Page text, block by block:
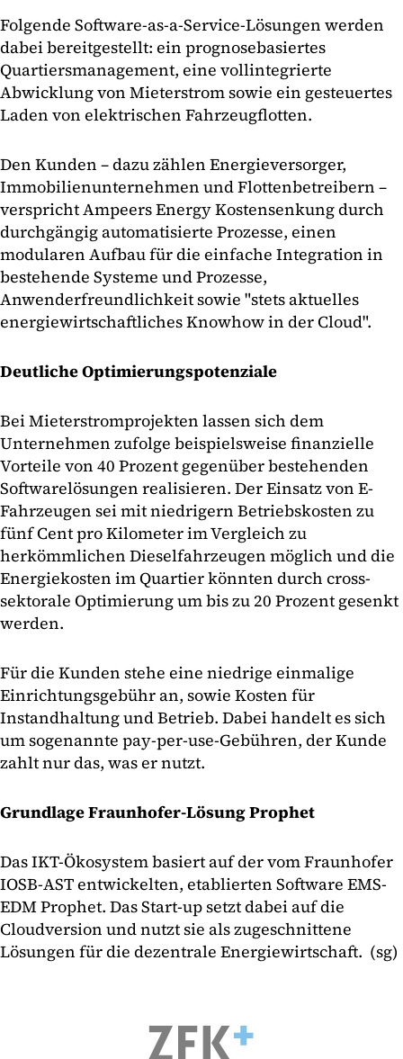
Folgende Software-as-a-Service-Lösungen werden
dabei bereitgestellt: ein prognosebasiertes
Quartiersmanagement, eine vollintegrierte
Abwicklung von Mieterstrom sowie ein gesteuertes
Laden von elektrischen Fahrzeugflotten.
Den Kunden – dazu zählen Energieversorger,
Immobilienunternehmen und Flottenbetreibern –
verspricht Ampeers Energy Kostensenkung durch
durchgängig automatisierte Prozesse, einen
modularen Aufbau für die einfache Integration in
bestehende Systeme und Prozesse,
Anwenderfreundlichkeit sowie "stets aktuelles
energiewirtschaftliches Knowhow in der Cloud".
Deutliche Optimierungspotenziale
Bei Mieterstromprojekten lassen sich dem
Unternehmen zufolge beispielsweise finanzielle
Vorteile von 40 Prozent gegenüber bestehenden
Softwarelösungen realisieren. Der Einsatz von E-
Fahrzeugen sei mit niedrigern Betriebskosten zu
fünf Cent pro Kilometer im Vergleich zu
herkömmlichen Dieselfahrzeugen möglich und die
Energiekosten im Quartier könnten durch cross-
sektorale Optimierung um bis zu 20 Prozent gesenkt
werden.
Für die Kunden stehe eine niedrige einmalige
Einrichtungsgebühr an, sowie Kosten für
Instandhaltung und Betrieb. Dabei handelt es sich
um sogenannte pay-per-use-Gebühren, der Kunde
zahlt nur das, was er nutzt.
Grundlage Fraunhofer-Lösung Prophet
Das IKT-Ökosystem basiert auf der vom Fraunhofer
IOSB-AST entwickelten, etablierten Software EMS-
EDM Prophet. Das Start-up setzt dabei auf die
Cloudversion und nutzt sie als zugeschnittene
Lösungen für die dezentrale Energiewirtschaft. (sg)